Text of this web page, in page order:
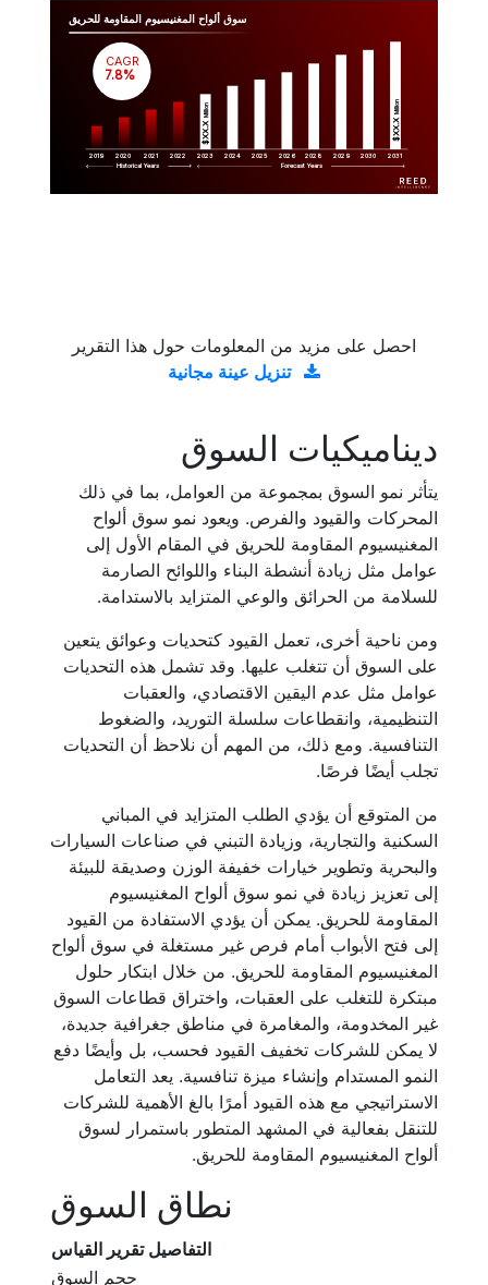
سوق ألواح المغنيسيوم المقاومة للحريق
2019 2020 2021 2022 2023 2024 2025 2026 2028 2029 2030 2031
$XX.X
Million
$XX.X
Million
CAGR
7.8%
Historical Years Forecast Years
احصل على مزيد من المعلومات حول هذا التقرير
تنزيل عينة مجانية
ديناميكيات السوق
يتأثر نمو السوق بمجموعة من العوامل، بما في ذلك
المحركات والقيود والفرص. ويعود نمو سوق ألواح
المغنيسيوم المقاومة للحريق في المقام الأول إلى
عوامل مثل زيادة أنشطة البناء واللوائح الصارمة
للسلامة من الحرائق والوعي المتزايد بالاستدامة.
ومن ناحية أخرى، تعمل القيود كتحديات وعوائق يتعين
على السوق أن تتغلب عليها. وقد تشمل هذه التحديات
عوامل مثل عدم اليقين الاقتصادي، والعقبات
التنظيمية، وانقطاعات سلسلة التوريد، والضغوط
التنافسية. ومع ذلك، من المهم أن نلاحظ أن التحديات
تجلب أيضًا فرصًا.
من المتوقع أن يؤدي الطلب المتزايد في المباني
السكنية والتجارية، وزيادة التبني في صناعات السيارات
والبحرية وتطوير خيارات خفيفة الوزن وصديقة للبيئة
إلى تعزيز زيادة في نمو سوق ألواح المغنيسيوم
المقاومة للحريق. يمكن أن يؤدي الاستفادة من القيود
إلى فتح الأبواب أمام فرص غير مستغلة في سوق ألواح
المغنيسيوم المقاومة للحريق. من خلال ابتكار حلول
مبتكرة للتغلب على العقبات، واختراق قطاعات السوق
غير المخدومة، والمغامرة في مناطق جغرافية جديدة،
لا يمكن للشركات تخفيف القيود فحسب، بل وأيضًا دفع
النمو المستدام وإنشاء ميزة تنافسية. يعد التعامل
الاستراتيجي مع هذه القيود أمرًا بالغ الأهمية للشركات
للتنقل بفعالية في المشهد المتطور باستمرار لسوق
ألواح المغنيسيوم المقاومة للحريق.
نطاق السوق
تقرير القياس التفاصيل
حجم السوق